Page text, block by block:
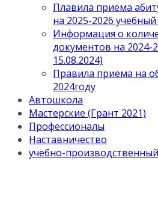
Плавила приема
на 2025-2026 учебный
Информация о
документов на 2024-
15.08.2024)
Правила приёма на
2024году
Автошкола
Мастерские (Грант 2021)
Профессионалы
Наставничество
учебно-